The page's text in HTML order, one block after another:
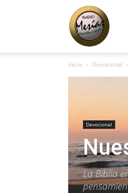
Radio
Mesías
Inicio Devocional
Devocional
La Biblia